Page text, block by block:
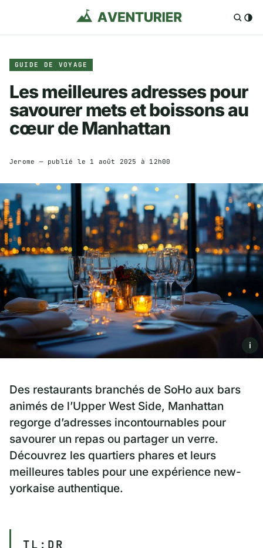
GUIDE DE VOYAGE
Les meilleures adresses pour
savourer mets et boissons au
cœur de Manhattan
Jerome — publié le 1 août 2025 à 12h00
i
Des restaurants branchés de SoHo aux bars
animés de l’Upper West Side, Manhattan
regorge d’adresses incontournables pour
savourer un repas ou partager un verre.
Découvrez les quartiers phares et leurs
meilleures tables pour une expérience new-
yorkaise authentique.
TL;DR